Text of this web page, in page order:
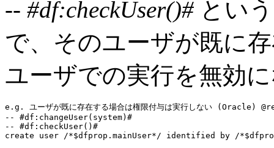
-- #df:checkUser()# とい
で、そのユーザが既に
ユーザでの実行を無効
e.g. ユーザが既に存在する場合は権限付与は実行しない (Oracle)
-- #df:changeUser(system)#
-- #df:checkUser()#
create user /*$dfprop.mainUser*/ identified by /